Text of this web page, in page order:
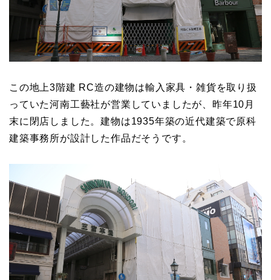
この地上3階建 RC造の建物は輸入家具・雑貨を取り扱
っていた河南工藝社が営業していましたが、昨年10月
末に閉店しました。建物は1935年築の近代建築で原科
建築事務所が設計した作品だそうです。